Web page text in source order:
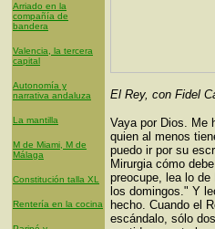
Arriado en la
compañía de
bandera
Valencia, la tercera
capital
Autonomía y
narrativa andaluza
La mantilla
M de Miami, M de
Málaga
Constitución talla XL
Rentería en la cocina
El Rey, con Fidel
Vaya por Dios. Me
quien al menos
puedo ir por su
Mirurgia cómo
preocupe, lea lo
los domingos." Y
hecho. Cuando el
escándalo, sólo